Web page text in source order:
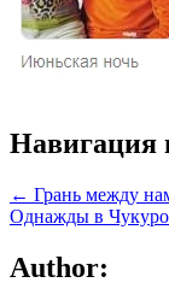
Навигация
← Грань между
Однажды в
Author: